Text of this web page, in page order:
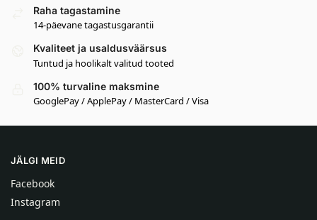
Raha tagastamine
14-päevane tagastusgarantii
Kvaliteet ja usaldusväärsus
Tuntud ja hoolikalt valitud tooted
100% turvaline maksmine
GooglePay / ApplePay / MasterCard / Visa
JÄLGI MEID
Facebook
Instagram